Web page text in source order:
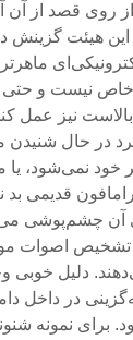
روی قصد از آن
این هیئت گزینش
نیست و حتی
نیز عمل
در حال شنیدن
سر خود نمی‌شود،
قدیمی بد
آن چشم‌پوشی
تشخیص اصوات
دلیل خوبی
در داخل
نمونه
بر موسیقی
«متری
باشی،
باش